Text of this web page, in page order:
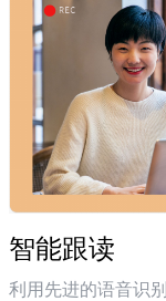
智能跟读
利用先进的语音识